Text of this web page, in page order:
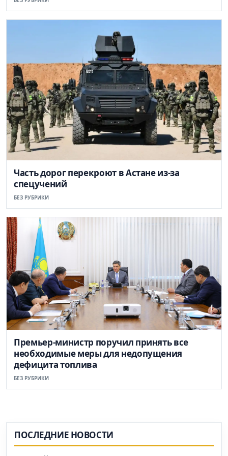
Часть дорог перекроют в Астане из-за
спецучений
БЕЗ РУБРИКИ
Премьер-министр поручил принять все
необходимые меры для недопущения
дефицита топлива
БЕЗ РУБРИКИ
ПОСЛЕДНИЕ НОВОСТИ